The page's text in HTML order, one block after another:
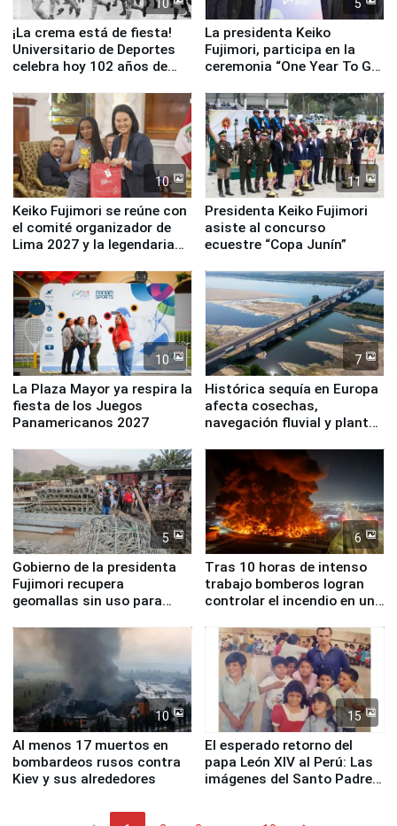
10
¡La crema está de fiesta!
Universitario de Deportes
celebra hoy 102 años de
5
La presidenta Keiko
Fujimori, participa en la
ceremonia “One Year To Go
10
Keiko Fujimori se reúne con
el comité organizador de
Lima 2027 y la legendaria
11
Presidenta Keiko Fujimori
asiste al concurso
ecuestre “Copa Junín”
10
La Plaza Mayor ya respira la
fiesta de los Juegos
Panamericanos 2027
7
Histórica sequía en Europa
afecta cosechas,
navegación fluvial y plantas
5
Gobierno de la presidenta
Fujimori recupera
geomallas sin uso para
Fenómeno El Niño
6
Tras 10 horas de intenso
trabajo bomberos logran
controlar el incendio en una
de Chile
10
Al menos 17 muertos en
bombardeos rusos contra
Kiev y sus alrededores
15
El esperado retorno del
papa León XIV al Perú: Las
imágenes del Santo Padre